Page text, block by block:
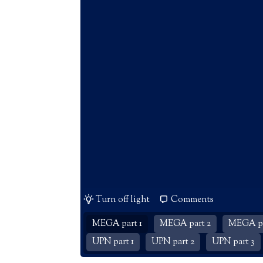
Turn off light
Comments
MEGA part 1
MEGA part 2 MEGA
UPN part 1
UPN part 2 UPN part 3